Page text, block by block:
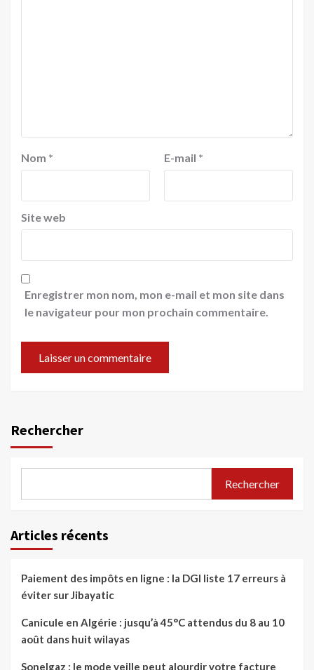
Nom * E-mail *
Site web
Enregistrer mon nom, mon e-mail et mon site dans
le navigateur pour mon prochain commentaire.
Rechercher
Rechercher
Articles récents
Paiement des impôts en ligne : la DGI liste 17 erreurs à
éviter sur Jibayatic
Canicule en Algérie : jusqu’à 45°C attendus du 8 au 10
août dans huit wilayas
Sonelgaz : le mode veille peut alourdir votre facture